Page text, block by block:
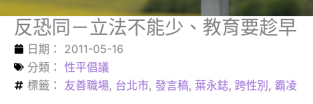
反恐同－立法不能少、教育要趁早
日期：
2011-05-16
分類： 性平倡議
標籤：
友善職場, 台北市, 發言稿, 葉永鋕, 跨性別, 霸凌